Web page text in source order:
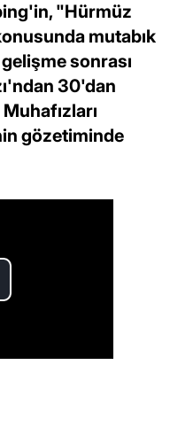
"Hürmüz
mutabık
sonrası
30'dan
gözetiminde